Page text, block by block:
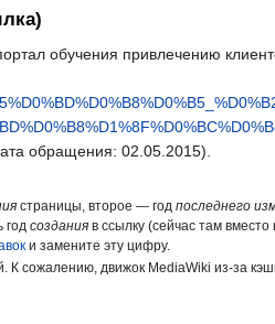
обучения привлечению
обращения: 02.05.2015).
страницы, второе — год последнего
год созданияв ссылку (сейчас там вместо
и замените эту цифру.
сожалению, движок MediaWiki из-за